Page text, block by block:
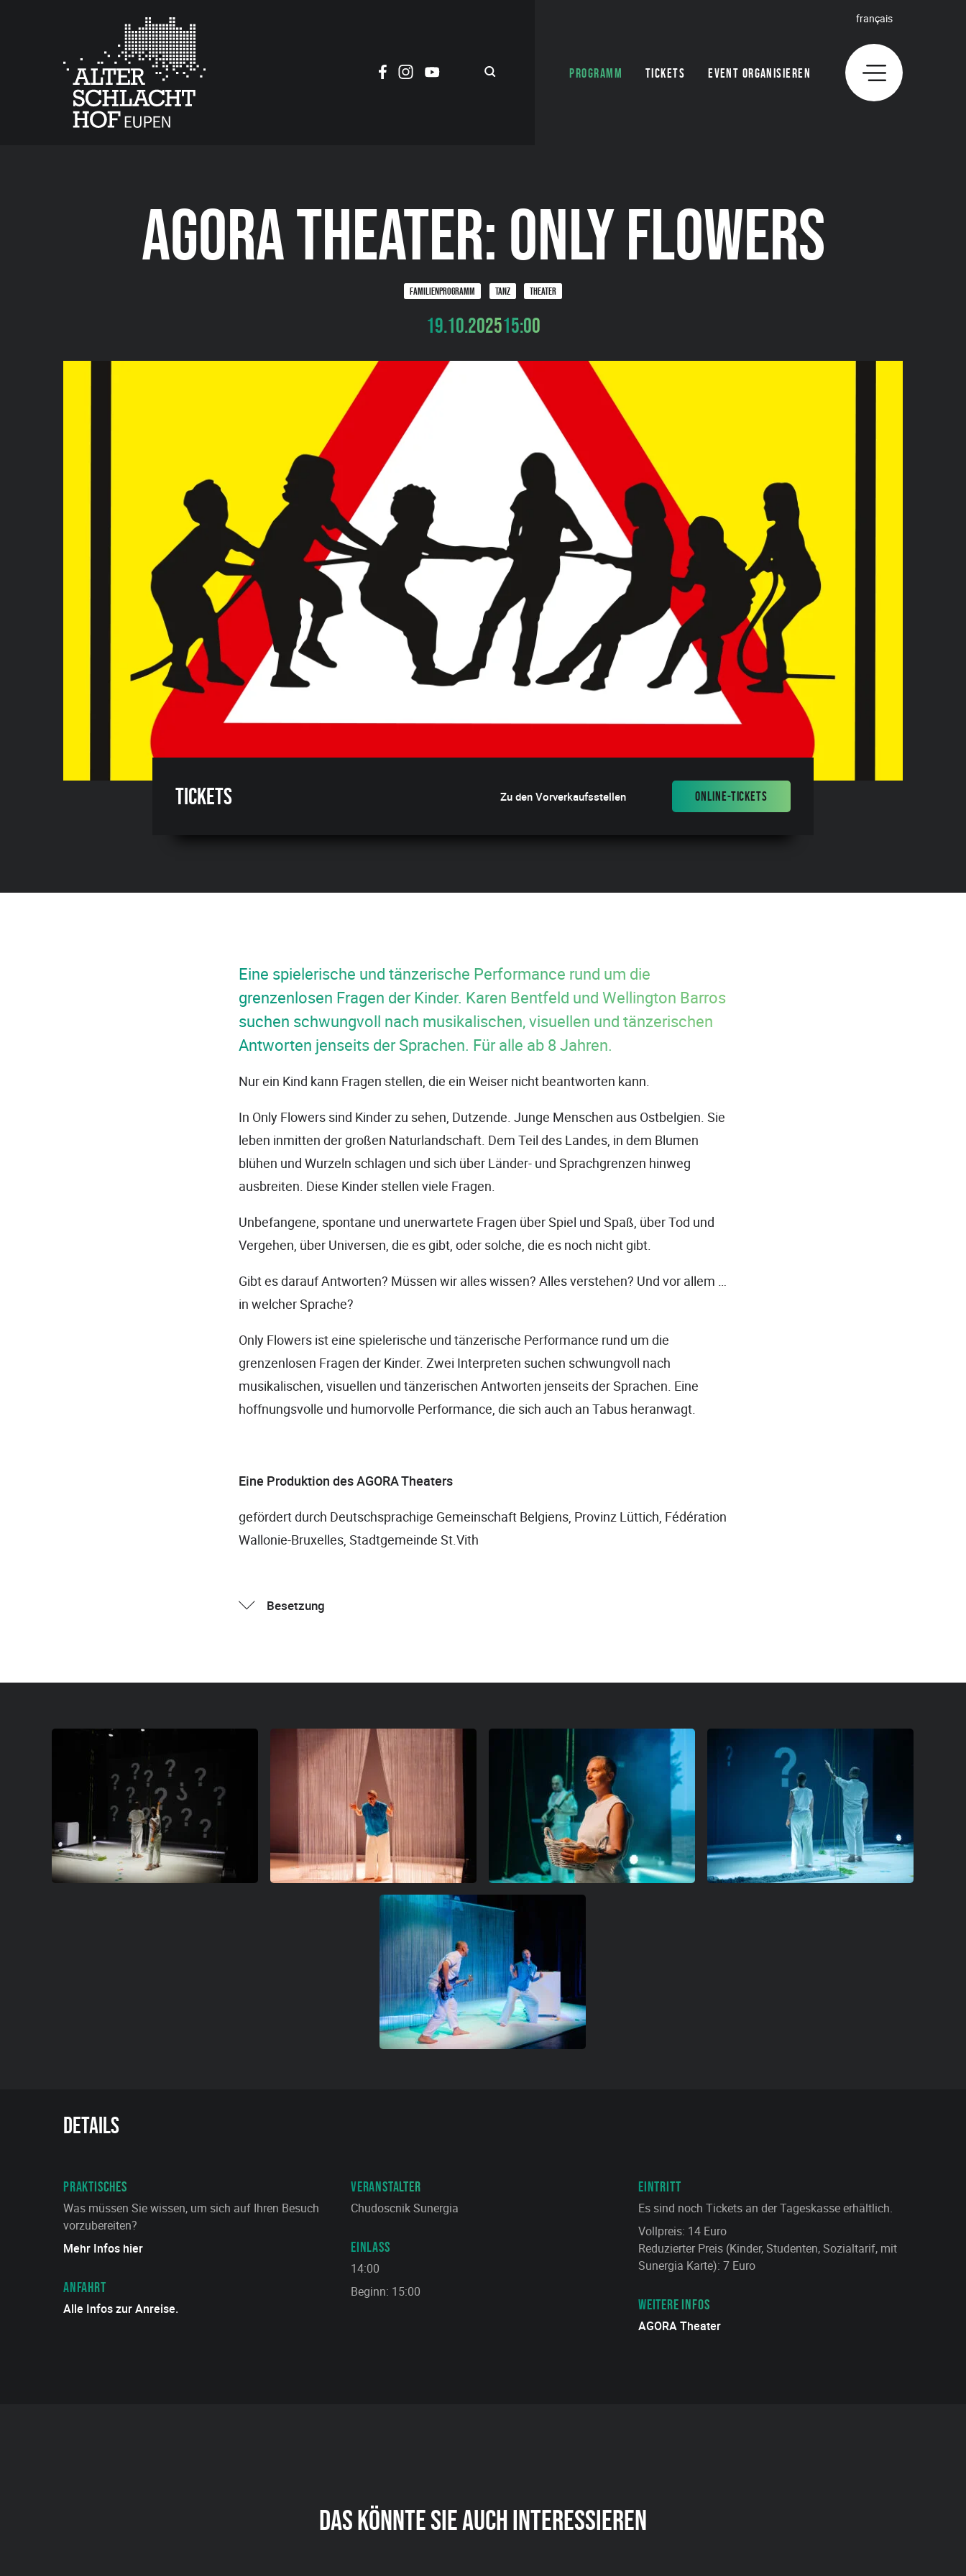
PROGRAMM TICKETS EVENT ORGANISIEREN
français
AGORA THEATER: ONLY FLOWERS
FAMILIENPROGRAMM TANZ THEATER
19.10.202515:00
Tickets Zu den Vorverkaufsstellen ONLINE-TICKETS
Eine spielerische und tänzerische Performance rund um die
grenzenlosen Fragen der Kinder. Karen Bentfeld und Wellington Barros
suchen schwungvoll nach musikalischen, visuellen und tänzerischen
Antworten jenseits der Sprachen. Für alle ab 8 Jahren.
Nur ein Kind kann Fragen stellen, die ein Weiser nicht beantworten kann.
In Only Flowers sind Kinder zu sehen, Dutzende. Junge Menschen aus Ostbelgien. Sie
leben inmitten der großen Naturlandschaft. Dem Teil des Landes, in dem Blumen
blühen und Wurzeln schlagen und sich über Länder- und Sprachgrenzen hinweg
ausbreiten. Diese Kinder stellen viele Fragen.
Unbefangene, spontane und unerwartete Fragen über Spiel und Spaß, über Tod und
Vergehen, über Universen, die es gibt, oder solche, die es noch nicht gibt.
Gibt es darauf Antworten? Müssen wir alles wissen? Alles verstehen? Und vor allem …
in welcher Sprache?
Only Flowers ist eine spielerische und tänzerische Performance rund um die
grenzenlosen Fragen der Kinder. Zwei Interpreten suchen schwungvoll nach
musikalischen, visuellen und tänzerischen Antworten jenseits der Sprachen. Eine
hoffnungsvolle und humorvolle Performance, die sich auch an Tabus heranwagt.
Eine Produktion des AGORA Theaters
gefördert durch Deutschsprachige Gemeinschaft Belgiens, Provinz Lüttich, Fédération
Wallonie-Bruxelles, Stadtgemeinde St.Vith
Besetzung
Details
PRAKTISCHES
Was müssen Sie wissen, um sich auf Ihren Besuch
vorzubereiten?
Mehr Infos hier
ANFAHRT
Alle Infos zur Anreise.
VERANSTALTER
Chudoscnik Sunergia
EINLASS
14:00
Beginn: 15:00
EINTRITT
Es sind noch Tickets an der Tageskasse erhältlich.
Vollpreis: 14 Euro
Reduzierter Preis (Kinder, Studenten, Sozialtarif, mit
Sunergia Karte): 7 Euro
WEITERE INFOS
AGORA Theater
DAS KÖNNTE SIE AUCH INTERESSIEREN